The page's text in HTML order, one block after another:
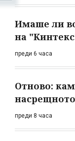
Имаше ли
на
преди 6 часа
Отново:
преди 8 часа